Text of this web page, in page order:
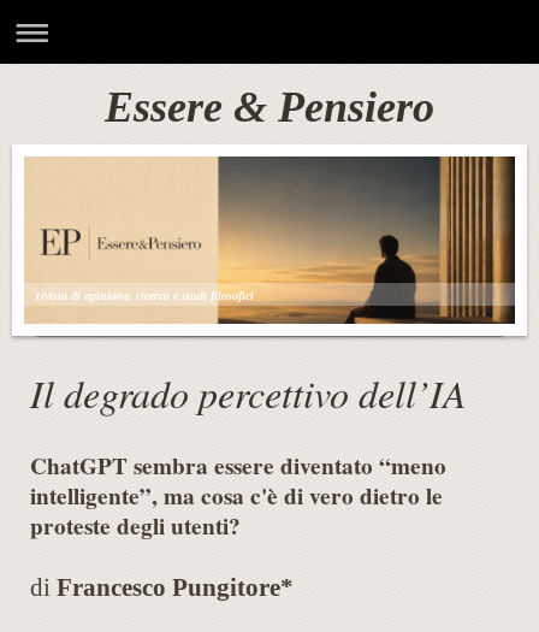
Essere & Pensiero
rivista di opinione, ricerca e studi filosofici
Il degrado percettivo dell’IA
ChatGPT sembra essere diventato “meno
intelligente”, ma cosa c'è di vero dietro le
proteste degli utenti?
di Francesco Pungitore*